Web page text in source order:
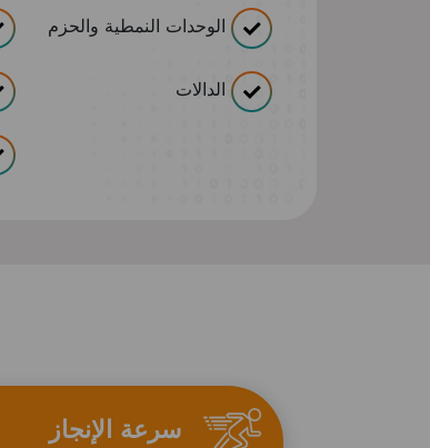
الوحدات النمطية والحزم
الدالات
سرعة الإنجاز